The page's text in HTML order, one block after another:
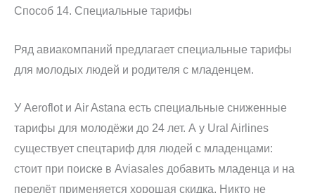
Способ 14. Специальные тарифы
Ряд авиакомпаний предлагает специальные тарифы
для молодых людей и родителя с младенцем.
У Aeroflot и Air Astana есть специальные сниженные
тарифы для молодёжи до 24 лет. А у Ural Airlines
существует спецтариф для людей с младенцами:
стоит при поиске в Aviasales добавить младенца и на
перелёт применяется хорошая скидка. Никто не